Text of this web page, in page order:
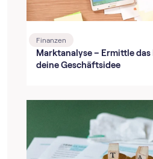
Finanzen
Marktanalyse – Ermittle
deine Geschäftsidee